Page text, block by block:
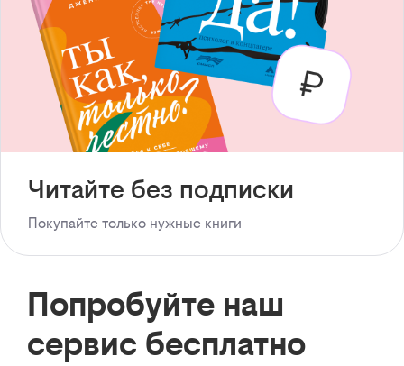
Читайте без подписки
Покупайте только нужные книги
Попробуйте наш
сервис бесплатно